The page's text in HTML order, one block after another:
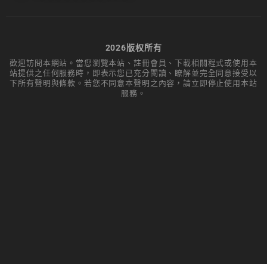
2026版权所有
歡迎訪問本網站。當您瀏覽本站、註冊會員、下載相關程式或使用本
站提供之任何服務時，即表示您已充分閱讀、瞭解並完全同意接受以
下所有聲明與條款。若您不同意本聲明之內容，請立即停止使用本站
服務。